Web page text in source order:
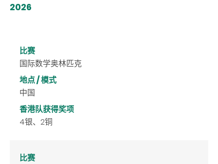
2026
比赛
国际数学奥林匹克
地点 / 模式
中国
香港队获得奖项
4银、2铜
比赛